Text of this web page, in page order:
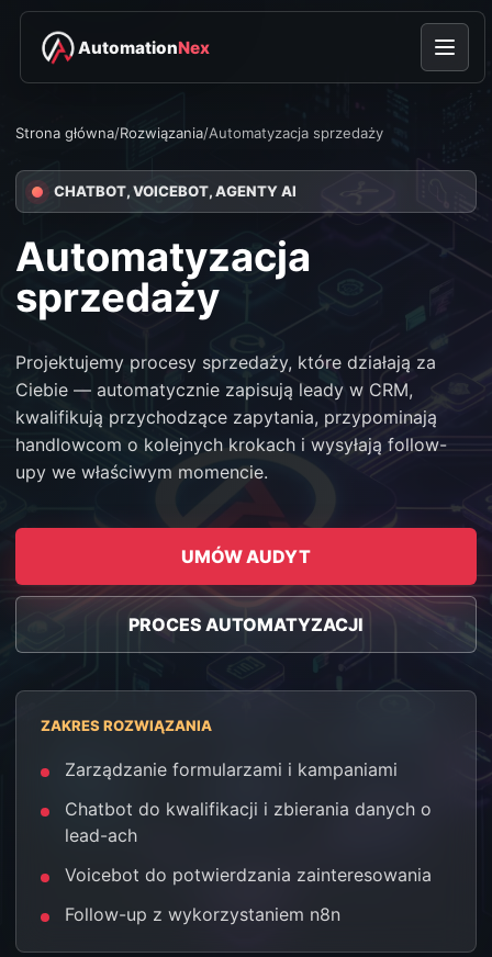
AutomationNex
Strona główna/Rozwiązania/Automatyzacja sprzedaży
CHATBOT, VOICEBOT, AGENTY AI
Automatyzacja
sprzedaży
Projektujemy procesy sprzedaży, które działają za
Ciebie — automatycznie zapisują leady w CRM,
kwalifikują przychodzące zapytania, przypominają
handlowcom o kolejnych krokach i wysyłają follow-
upy we właściwym momencie.
UMÓW AUDYT
PROCES AUTOMATYZACJI
ZAKRES ROZWIĄZANIA
Zarządzanie formularzami i kampaniami
Chatbot do kwalifikacji i zbierania danych o
lead-ach
Voicebot do potwierdzania zainteresowania
Follow-up z wykorzystaniem n8n